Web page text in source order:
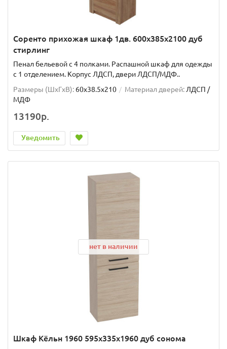
Соренто прихожая шкаф 1дв. 600x385x2100 дуб
стирлинг
Пенал бельевой с 4 полками. Распашной шкаф для одежды
с 1 отделением. Корпус ЛДСП, двери ЛДСП/МДФ..
Размеры (ШxГxВ): 60x38.5x210 Материал дверей: ЛДСП /
МДФ
13190р.
Уведомить
нет в наличии
Шкаф Кёльн 1960 595х335х1960 дуб сонома